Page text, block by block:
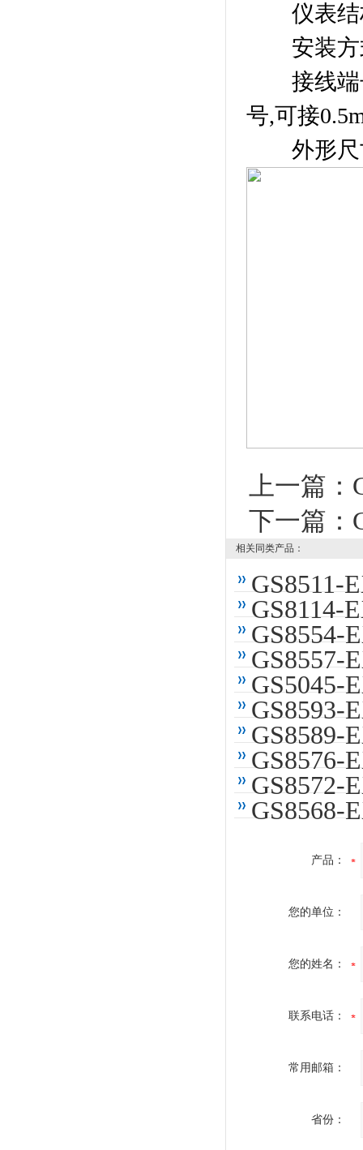
仪表结构
安装方式
接线端子
号,可接
外形尺寸
上一篇：
下一篇：
相关同类产品：
GS8511-
GS8114-
GS8554-
GS8557-
GS5045-
GS8593-
GS8589-
GS8576-
GS8572-
GS8568-
产品：
您的单位：
您的姓名：
联系电话：
常用邮箱：
省份：